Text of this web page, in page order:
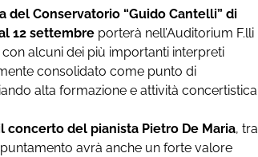
del Conservatorio “Guido Cantelli” di
12 settembre porterà nell’Auditorium F.lli
alcuni dei più importanti interpreti
consolidato come punto di
alta formazione e attività concertistica
concerto del pianista Pietro De Maria, tra
avrà anche un forte valore